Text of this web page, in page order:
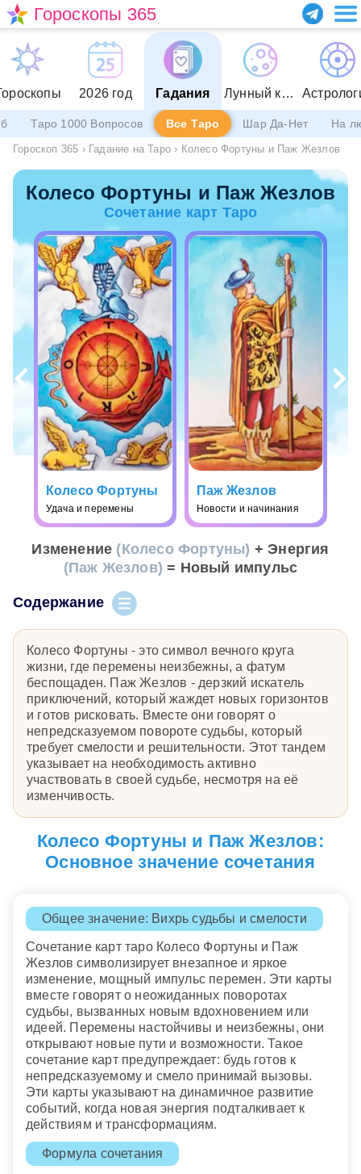
Гороскопы 365
2026 год Гадания Лунный календарь
Таро 1000 Вопросов Все Таро Шар Да-Нет На
Гороскоп 365 › Гадание на Таро › Колесо Фортуны и Паж Жезлов
Колесо Фортуны и Паж Жезлов
Сочетание карт Таро
Колесо Фортуны
Удача и перемены
Паж Жезлов
Новости и начинания
Изменение (Колесо Фортуны) + Энергия
(Паж Жезлов) = Новый импульс
Содержание
Колесо Фортуны - это символ вечного круга
жизни, где перемены неизбежны, а фатум
беспощаден. Паж Жезлов - дерзкий искатель
приключений, который жаждет новых горизонтов
и готов рисковать. Вместе они говорят о
непредсказуемом повороте судьбы, который
требует смелости и решительности. Этот тандем
указывает на необходимость активно
участвовать в своей судьбе, несмотря на её
изменчивость.
Колесо Фортуны и Паж Жезлов:
Основное значение сочетания
Общее значение: Вихрь судьбы и смелости
Сочетание карт таро Колесо Фортуны и Паж
Жезлов символизирует внезапное и яркое
изменение, мощный импульс перемен. Эти карты
вместе говорят о неожиданных поворотах
судьбы, вызванных новым вдохновением или
идеей. Перемены настойчивы и неизбежны, они
открывают новые пути и возможности. Такое
сочетание карт предупреждает: будь готов к
непредсказуемому и смело принимай вызовы.
Эти карты указывают на динамичное развитие
событий, когда новая энергия подталкивает к
действиям и трансформациям.
Формула сочетания